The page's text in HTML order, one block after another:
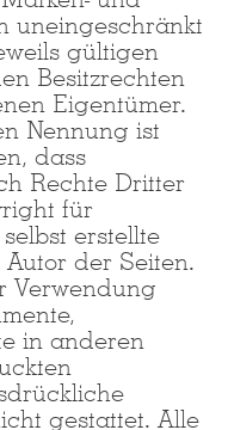
uneingeschränkt
gültigen
Besitzrechten
Eigentümer.
Nennung ist
dass
Rechte Dritter
für
erstellte
der Seiten.
Verwendung
in anderen
gestattet. Alle